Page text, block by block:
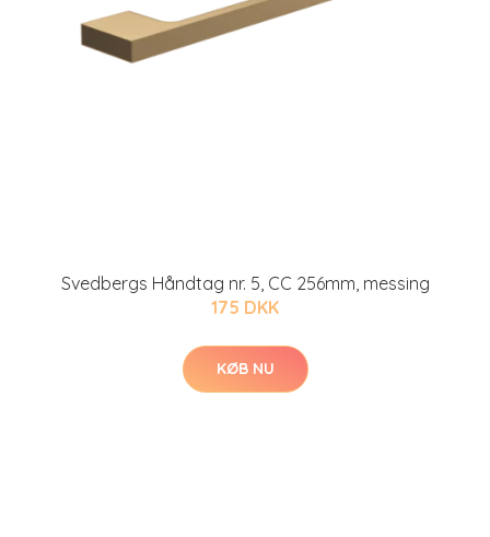
Svedbergs Håndtag nr. 5, CC 256mm, messing
175 DKK
KØB NU